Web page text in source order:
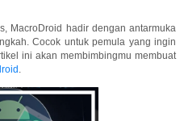
MacroDroid hadir dengan antarmuka
Cocok untuk pemula yang ingin
ini akan membimbingmu membuat
.